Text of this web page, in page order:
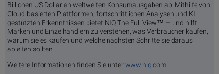
Billionen US-Dollar an weltweiten Konsumausgaben ab. Mithilfe von
Cloud-basierten Plattformen, fortschrittlichen Analysen und KI-
gestützten Erkenntnissen bietet NIQ The Full View™ — und hilft
Marken und Einzelhändlern zu verstehen, was Verbraucher kaufen,
warum sie es kaufen und welche nächsten Schritte sie daraus
ableiten sollten.
Weitere Informationen finden Sie unterwww.niq.com